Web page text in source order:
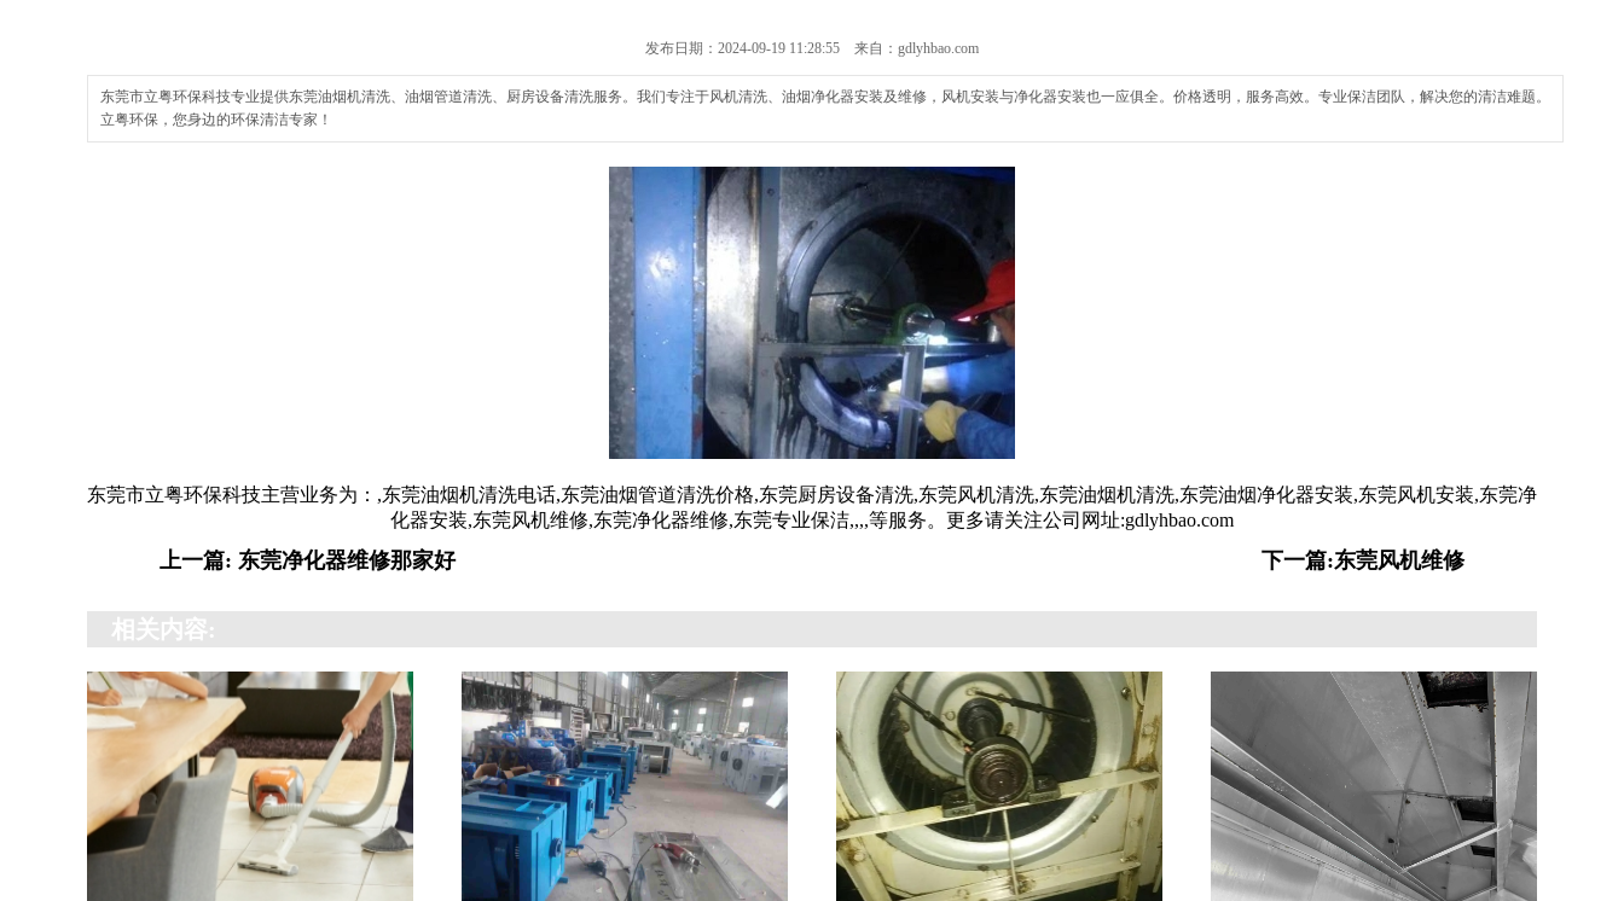
发布日期：2024-09-19 11:28:55 来自：gdlyhbao.com
东莞市立粤环保科技专业提供东莞油烟机清洗、油烟管道清洗、厨房设备清洗服务。我们专注于风机清洗、油烟净化器安装及维修，风机安装与净化器安装也一应俱全。价格透明，服务高效。专业保洁团队，解决您的清洁难题。
立粤环保，您身边的环保清洁专家！
东莞市立粤环保科技主营业务为： ,东莞油烟机清洗电话,东莞油烟管道清洗价格,东莞厨房设备清洗,东莞风机清洗,东莞油烟机清洗,东莞油烟净化器安装,东莞风机安装,东莞净
化器安装,东莞风机维修,东莞净化器维修,东莞专业保洁,,,,等服务。更多请关注公司网址:gdlyhbao.com
上一篇: 东莞净化器维修那家好 下一篇:东莞风机维修
相关内容: